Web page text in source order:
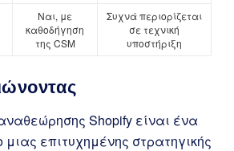
Ναι, με
καθοδήγηση
της CSM
Συχνά περιορίζεται
σε τεχνική
υποστήριξη
Shopify είναι ένα
μιας επιτυχημένης στρατηγικής